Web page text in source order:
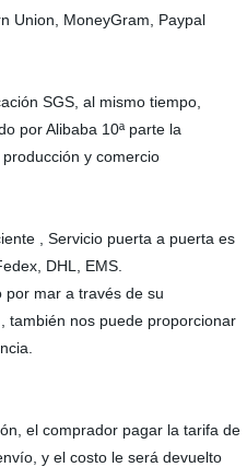
Union, MoneyGram, Paypal
SGS, al mismo tiempo,
por Alibaba 10ª parte la
y comercio
, Servicio puerta a puerta es
DHL, EMS.
por mar a través de su
también nos puede proporcionar
el comprador pagar la tarifa de
y el costo le será devuelto